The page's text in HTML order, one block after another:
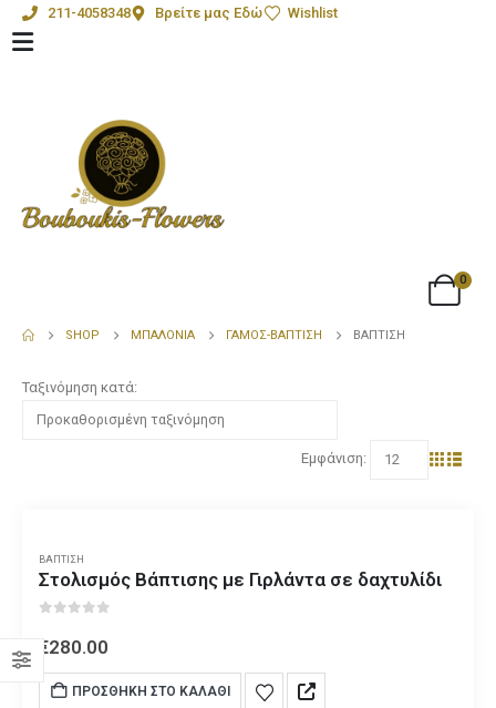
211-4058348 Βρείτε μας Εδώ Wishlist
0
SHOP ΜΠΑΛΌΝΙΑ ΓΆΜΟΣ-ΒΆΠΤΙΣΗ ΒΆΠΤΙΣΗ
Ταξινόμηση κατά:
Εμφάνιση:
ΒΆΠΤΙΣΗ
Στολισμός Βάπτισης με Γιρλάντα σε δαχτυλίδι
€280.00
ΠΡΟΣΘΉΚΗ ΣΤΟ ΚΑΛΆΘΙ